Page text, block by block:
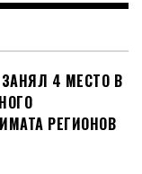
4 МЕСТО В
РЕГИОНОВ